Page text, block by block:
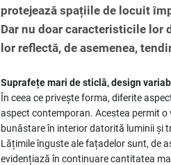
protejează spațiile de locuit
Dar nu doar caracteristicile lor
lor reflectă, de asemenea,
Suprafețe mari de sticlă, design
În ceea ce privește forma, diferite
aspect contemporan. Acestea permit
bunăstare în interior datorită luminii și
Lățimile înguste ale fațadelor sunt, de
evidențiază în continuare cantitatea